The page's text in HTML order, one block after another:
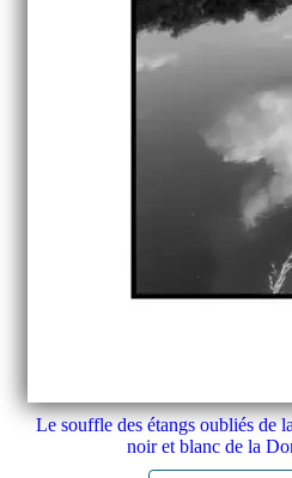
Le souffle des étangs oubliés de
noir et blanc de la